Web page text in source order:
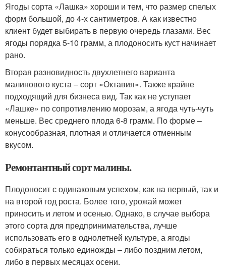
Ягоды сорта «Лашка» хороши и тем, что размер спелых
форм большой, до 4-х сантиметров. А как известно
клиент будет выбирать в первую очередь глазами. Вес
ягоды порядка 5-10 грамм, а плодоносить куст начинает
рано.
Вторая разновидность двухлетнего варианта
малинового куста – сорт «Октавия». Также крайне
подходящий для бизнеса вид. Так как не уступает
«Лашке» по сопротивлению морозам, а ягода чуть-чуть
меньше. Вес среднего плода 6-8 грамм. По форме –
конусообразная, плотная и отличается отменным
вкусом.
Ремонтантный сорт малины.
Плодоносит с одинаковым успехом, как на первый, так и
на второй год роста. Более того, урожай может
приносить и летом и осенью. Однако, в случае выбора
этого сорта для предпринимательства, лучше
использовать его в однолетней культуре, а ягоды
собираться только единожды – либо поздним летом,
либо в первых месяцах осени.